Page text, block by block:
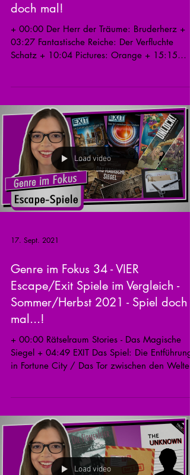
doch mal!
+ 00:00 Der Herr der Träume: Bruderherz +
03:27 Fantastische Reiche: Der Verfluchte
Schatz + 10:04 Pictures: Orange + 15:15
Load video
17. Sept. 2021
Genre im Fokus 34 - VIER
Escape/Exit Spiele im Vergleich -
Sommer/Herbst 2021 - Spiel doch
mal...!
+ 00:00 Rätselraum Stories - Das Magische
Siegel + 04:49 EXIT Das Spiel: Die Entführung
in Fortune City / Das Tor zwischen den Welten
Load video